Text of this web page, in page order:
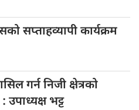
सप्ताहव्यापी कार्यक्रम
गर्न निजी क्षेत्रको
भट्ट